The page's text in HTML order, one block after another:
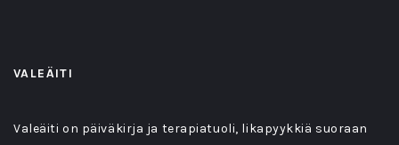
VALEÄITI
Valeäiti on päiväkirja ja terapiatuoli, likapyykkiä suoraan